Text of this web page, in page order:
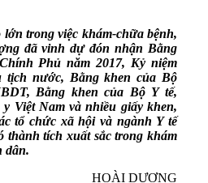
trong việc khám-chữa bệnh,
đã vinh dự đón nhận Bằng
Phủ năm 2017, Kỷ niệm
tịch nước, Bằng khen của Bộ
Bằng khen của Bộ Y tế,
Việt Nam và nhiều giấy khen,
tổ chức xã hội và ngành Y tế
thành tích xuất sắc trong khám
dân.
HOÀI DƯƠNG